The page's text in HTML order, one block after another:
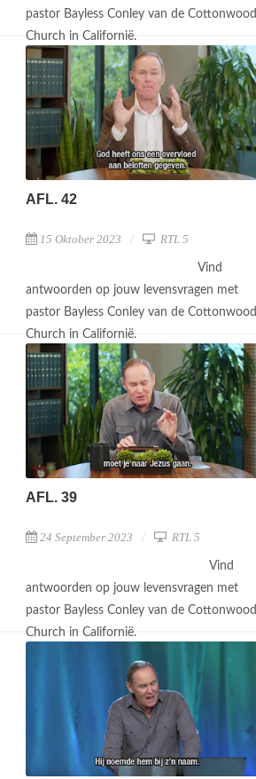
pastor Bayless Conley van de Cottonwood
Church in Californië.
AFL. 42
15 Oktober 2023 RTL 5
Vind
antwoorden op jouw levensvragen met
pastor Bayless Conley van de Cottonwood
Church in Californië.
AFL. 39
24 September 2023 RTL 5
Vind
antwoorden op jouw levensvragen met
pastor Bayless Conley van de Cottonwood
Church in Californië.